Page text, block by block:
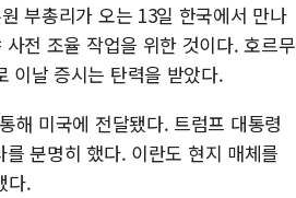
부총리가 오는 13일 한국에서 만나
전 조율 작업을 위한 것이다. 호르무
이날 증시는 탄력을 받았다.
해 미국에 전달됐다. 트럼프 대통령
분명히 했다. 이란도 현지 매체를
다.